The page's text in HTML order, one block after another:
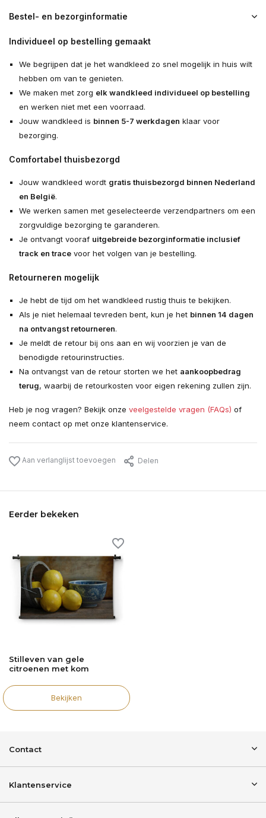
Bestel- en bezorginformatie
Individueel op bestelling gemaakt
We begrijpen dat je het wandkleed zo snel mogelijk in huis wilt
hebben om van te genieten.
We maken met zorg elk wandkleed individueel op bestelling
en werken niet met een voorraad.
Jouw wandkleed is binnen 5-7 werkdagen klaar voor
bezorging.
Comfortabel thuisbezorgd
Jouw wandkleed wordt gratis thuisbezorgd binnen Nederland
en België.
We werken samen met geselecteerde verzendpartners om een
zorgvuldige bezorging te garanderen.
Je ontvangt vooraf uitgebreide bezorginformatie inclusief
track en tracevoor het volgen van je bestelling.
Retourneren mogelijk
Je hebt de tijd om het wandkleed rustig thuis te bekijken.
Als je niet helemaal tevreden bent, kun je het binnen 14 dagen
na ontvangst retourneren.
Je meldt de retour bij ons aan en wij voorzien je van de
benodigde retourinstructies.
Na ontvangst van de retour storten we het aankoopbedrag
terug, waarbij de retourkosten voor eigen rekening zullen zijn.
Heb je nog vragen? Bekijk onze veelgestelde vragen (FAQs) of
neem contact op met onze klantenservice.
Aan verlanglijst toevoegen Delen
Eerder bekeken
Stilleven van gele
citroenen met kom
Bekijken
Contact
Klantenservice